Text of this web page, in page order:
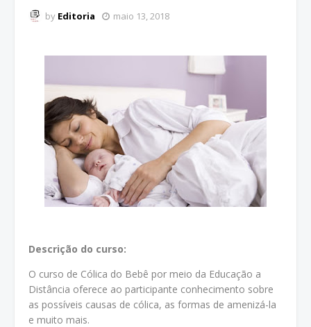
by Editoria maio 13, 2018
Descrição do curso:
O curso de Cólica do Bebê por meio da Educação a
Distância oferece ao participante conhecimento sobre
as possíveis causas de cólica, as formas de amenizá-la
e muito mais.